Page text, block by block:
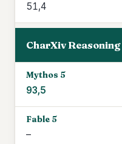
51,4
CharXiv Reasoning
93,5
–